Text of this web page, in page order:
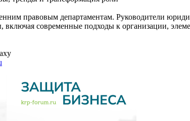
правовым департаментам. Руководители
современные подходы к организации,